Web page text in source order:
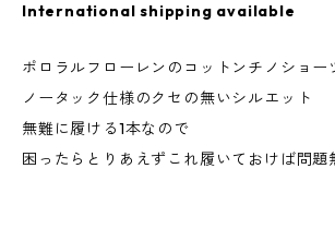
International shipping available
ポロラルフローレンのコットンチノショー
ノータック仕様のクセの無いシルエット
無難に履ける1本なので
困ったらとりあえずこれ履いておけば問題